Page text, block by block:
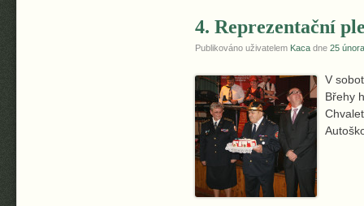
4. Reprezentační
Publikováno uživatelem Kaca dne 25
V
Břehy